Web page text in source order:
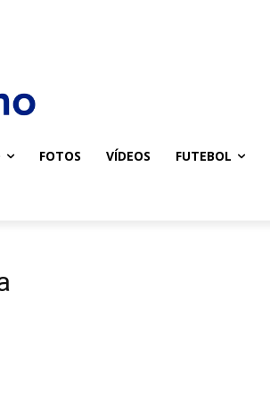
FOTOS VÍDEOS FUTEBOL